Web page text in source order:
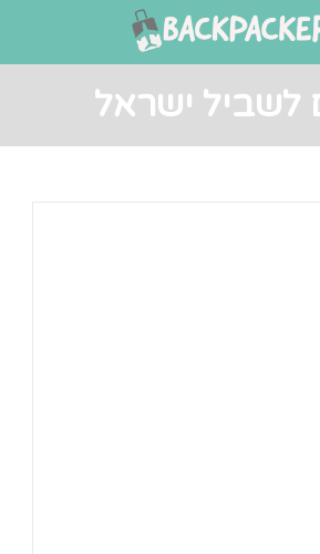
לשביל ישראל